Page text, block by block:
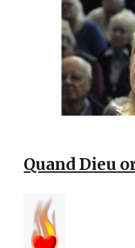
Quand Dieu